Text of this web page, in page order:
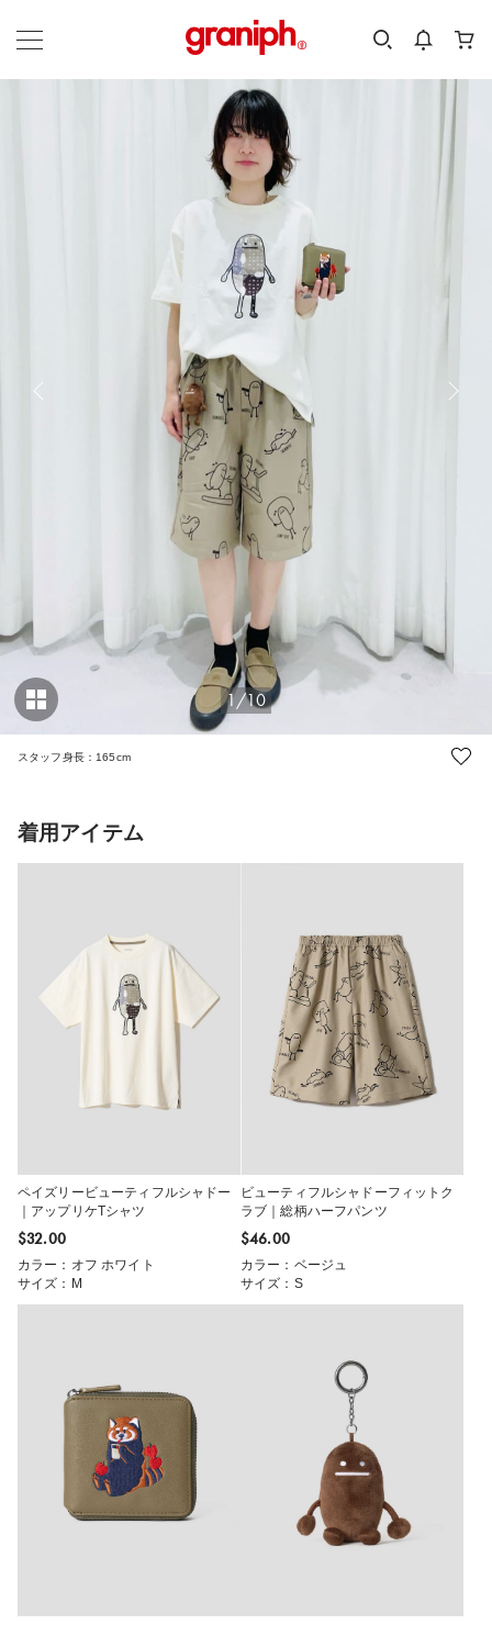
カテゴリーから探す
MEN KIDS
1/10
スタッフ身長：165cm
着用アイテム
ペイズリービューティフルシャドー
｜アップリケTシャツ
$‌32.00
カラー：オフ ホワイト
サイズ：M
ビューティフルシャドーフィットク
ラブ｜総柄ハーフパンツ
$‌46.00
カラー：ベージュ
サイズ：S